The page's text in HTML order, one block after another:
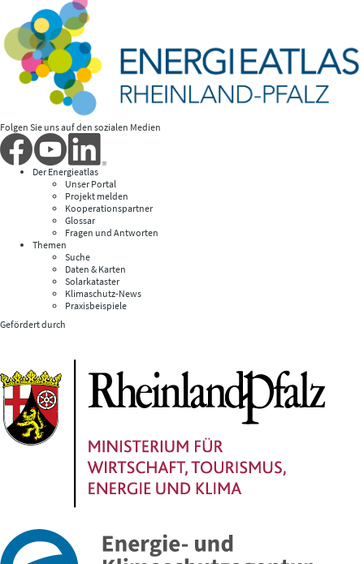
Folgen Sie uns auf den sozialen Medien
Der Energieatlas
Unser Portal
Projekt melden
Kooperationspartner
Glossar
Fragen und Antworten
Themen
Suche
Daten & Karten
Solarkataster
Klimaschutz-News
Praxisbeispiele
Gefördert durch